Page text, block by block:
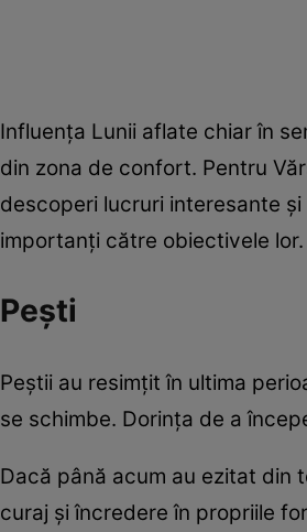
Influența Lunii aflate chiar în
din zona de confort. Pentru
descoperi lucruri interesante
importanți către obiectivele lor.
Pești
Peștii au resimțit în ultima
se schimbe. Dorința de a
Dacă până acum au ezitat din
curaj și încredere în propriile